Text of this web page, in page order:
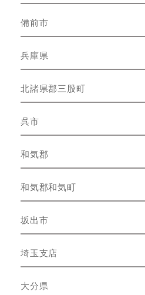
備前市
兵庫県
北諸県郡三股町
呉市
和気郡
和気郡和気町
坂出市
埼玉支店
大分県